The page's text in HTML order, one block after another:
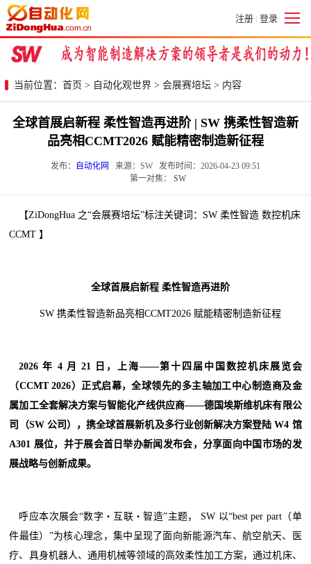
注册 | 登录
当前位置： 首页 > 自动化观世界 > 会展赛培坛 > 内容
全球首展启新程 柔性智造再进阶 | SW 携柔性智造新
品亮相CCMT2026 赋能精密制造新征程
发布： 自动化网
来源：SW 发布时间：2026-04-23 09:51
第一对焦： SW
【ZiDongHua 之“会展赛培坛”标注关键词：SW 柔性智造 数控机床
CCMT 】
全球首展启新程 柔性智造再进阶
SW 携柔性智造新品亮相CCMT2026 赋能精密制造新征程
2026 年 4 月 21 日，上海——第十四届中国数控机床展览会
（CCMT 2026）正式启幕，全球领先的多主轴加工中心制造商及金
属加工全套解决方案与智能化产线供应商——德国埃斯维机床有限公
司（SW 公司），携全球首展新机及多行业创新解决方案登陆 W4 馆
A301 展位，并于展会首日举办新闻发布会，分享面向中国市场的发
展战略与创新成果。
呼应本次展会“数字・互联・智造”主题， SW 以“best per part（单
件最佳）”为核心理念，集中呈现了面向新能源汽车、航空航天、医
疗、具身机器人、通用机械等领域的高效柔性加工方案，通过机床、